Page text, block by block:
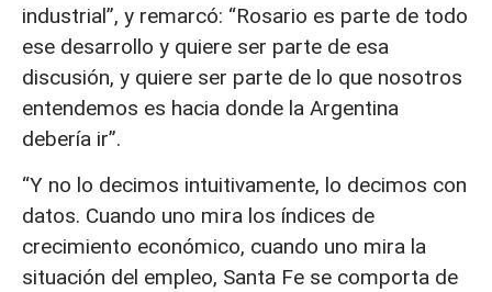
industrial”, y remarcó: “Rosario es parte de todo
ese desarrollo y quiere ser parte de esa
discusión, y quiere ser parte de lo que nosotros
entendemos es hacia donde la Argentina
debería ir”.
“Y no lo decimos intuitivamente, lo decimos con
datos. Cuando uno mira los índices de
crecimiento económico, cuando uno mira la
situación del empleo, Santa Fe se comporta de